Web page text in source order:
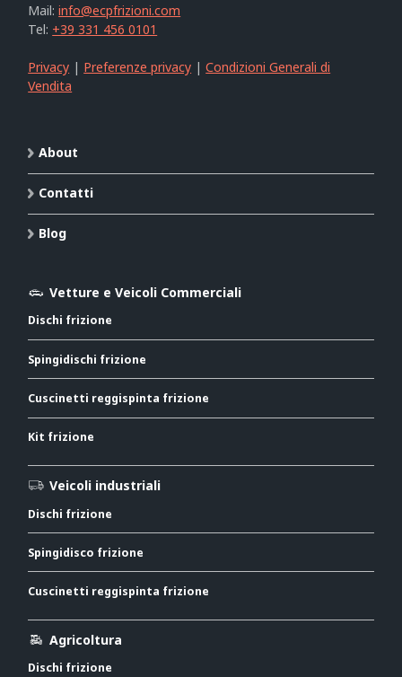
Mail:info@ecpfrizioni.com
Tel: +39 331 456 0101
Privacy | Preferenze privacy |Condizioni Generali di
Vendita
About
Contatti
Blog
Vetture e Veicoli Commerciali
Dischi frizione
Spingidischi frizione
Cuscinetti reggispinta frizione
Kit frizione
Veicoli industriali
Dischi frizione
Spingidisco frizione
Cuscinetti reggispinta frizione
Agricoltura
Dischi frizione